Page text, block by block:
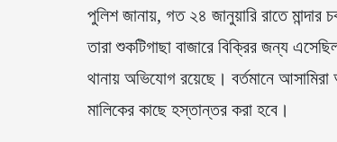
পুলিশ জানায়, গত ২৪ জানুয়ারি রাতে
তারা শুকটিগাছা বাজারে বিক্রির জন্য
থানায় অভিযোগ রয়েছে। বর্তমানে
মালিকের কাছে হস্তান্তর করা হবে।